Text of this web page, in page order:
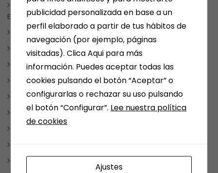
NOTICIAS, FRASES, CURIOSIDADES, EVENTOS, DÍAS
ESPECIALES
NUESTRAS SELECCIONES POR TEMAS
PAPELERIA
REDES SOCIALES
REGALOS
REGALOSPERSONALIZADOS
SMOLKAY
VARIOS
WEBS RECOMENDABLES
publicidad personalizada en base a un
perfil elaborado a partir de tus hábitos de
navegación (por ejemplo, páginas
visitadas). Clica Aqui para más
información. Puedes aceptar todas las
cookies pulsando el botón “Aceptar” o
configurarlas o rechazar su uso pulsando
el botón “Configurar”. Lee nuestra política
de cookies
Ajustes